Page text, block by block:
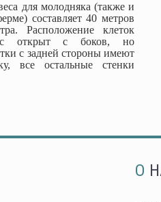
для молодняка (также и
составляет 40 метров
Расположение клеток
открыт с боков, но
с задней стороны имеют
все остальные стенки
О